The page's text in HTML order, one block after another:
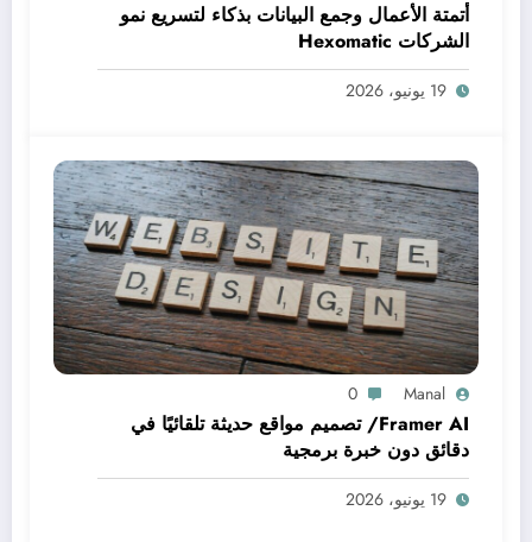
أتمتة الأعمال وجمع البيانات بذكاء لتسريع نمو
الشركات Hexomatic
19 يونيو، 2026
Manal
0
Framer AI/ تصميم مواقع حديثة تلقائيًا في
دقائق دون خبرة برمجية
19 يونيو، 2026